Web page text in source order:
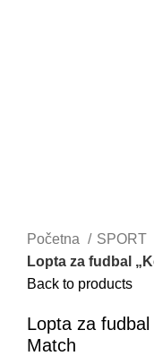
Početna
SPORT
Lopta za fudbal
Back to products
Lopta za fudbal
Match